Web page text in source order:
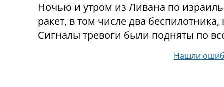
Ночью и утром из Ливана по
ракет, в том числе два
Сигналы тревоги были подняты по
Нашли